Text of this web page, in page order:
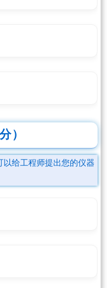
）
以给工程师提出您的仪器